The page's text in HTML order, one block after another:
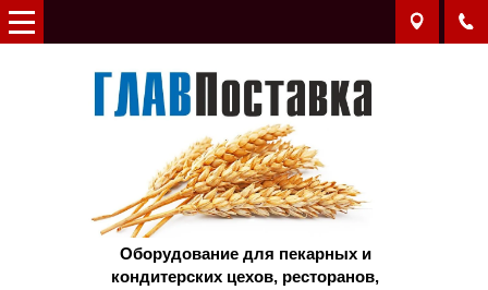
Оборудование для пекарных и
кондитерских цехов, ресторанов,